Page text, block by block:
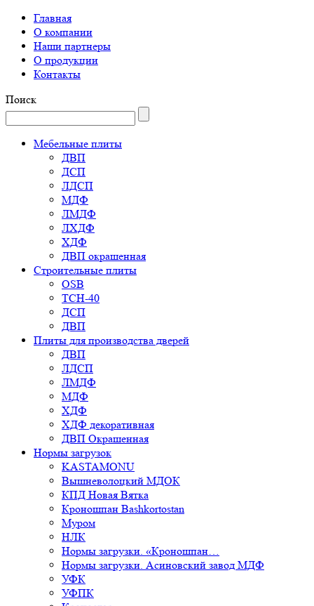
Главная
О компании
Наши партнеры
О продукции
Контакты
Поиск
Мебельные плиты
ДВП
ДСП
ЛДСП
МДФ
ЛМДФ
ЛХДФ
ХДФ
ДВП окрашенная
Строительные плиты
OSB
ТСН-40
ДСП
ДВП
Плиты для производства дверей
ДВП
ЛДСП
ЛМДФ
МДФ
ХДФ
ХДФ декоративная
ДВП Окрашенная
Нормы загрузок
KASTAMONU
Вышневолоцкий МДОК
КПД Новая Вятка
Кроношпан Bashkortostan
Муром
НЛК
Нормы загрузки. «Кроношпан…
Нормы загрузки. Асиновский завод МДФ
УФК
УФПК